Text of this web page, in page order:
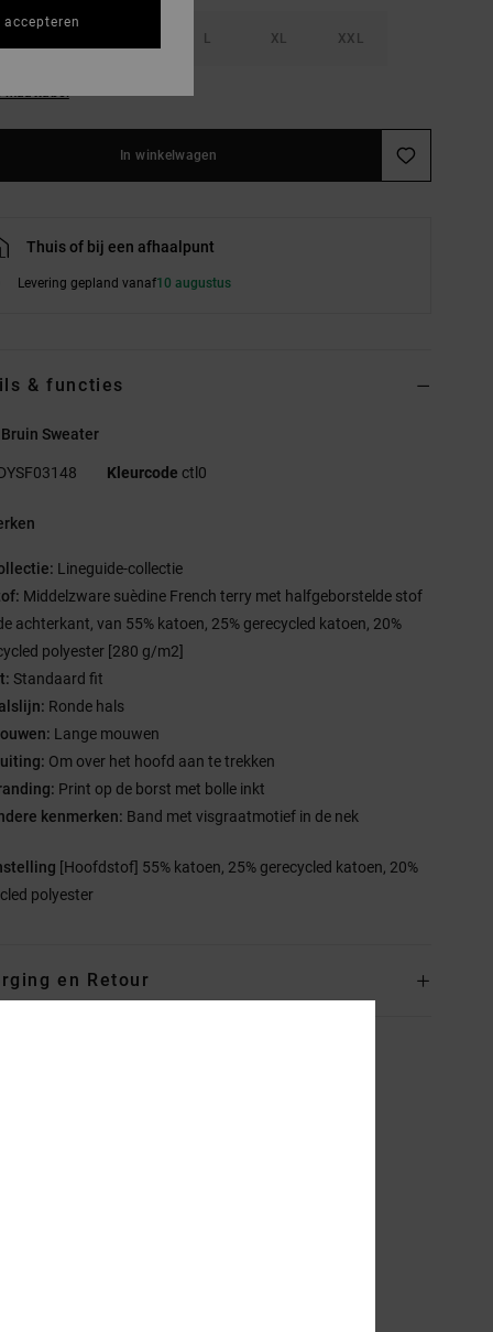
L XL XXL
In winkelwagen
Thuis of bij een afhaalpunt
Levering gepland vanaf10 augustus
& functies
Sweater
Kleurcode ctl0
Lineguide-collectie
Middelzware suèdine French terry met halfgeborstelde stof
achterkant, van 55% katoen, 25% gerecycled katoen, 20%
polyester [280 g/m2]
Standaard fit
Ronde hals
Lange mouwen
Om over het hoofd aan te trekken
Print op de borst met bolle inkt
kenmerken: Band met visgraatmotief in de nek
[Hoofdstof] 55% katoen, 25% gerecycled katoen, 20%
polyester
en Retour
accepteren